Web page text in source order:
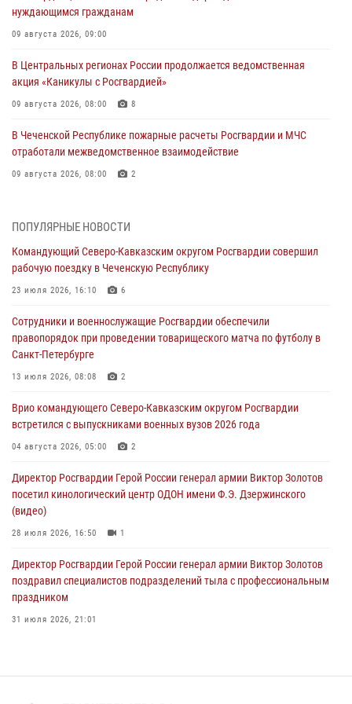
нуждающимся гражданам
09 августа 2026, 09:00
В Центральных регионах России продолжается ведомственная
акция «Каникулы с Росгвардией»
09 августа 2026, 08:00 8
В Чеченской Республике пожарные расчеты Росгвардии и МЧС
отработали межведомственное взаимодействие
09 августа 2026, 08:00 2
определили на Кубани
В Ульяновске росгвардейцы присоединились к донорской акции
(видео)
В регионах Урала бойцам Росгвардии в зону СВО передали свежие
тиражи газет
09 августа 2026, 05:00
Росгвардейцы провели занятие по стрелковой подготовке для
воспитанников Центра детского, юношеского туризма и
краеведения Луганской Народной Республики
ПОПУЛЯРНЫЕ НОВОСТИ
Командующий Северо-Кавказским округом Росгвардии совершил
рабочую поездку в Чеченскую Республику
23 июля 2026, 16:10 6
Сотрудники и военнослужащие Росгвардии обеспечили
правопорядок при проведении товарищеского матча по футболу в
Санкт-Петербурге
13 июля 2026, 08:08 2
Врио командующего Северо-Кавказским округом Росгвардии
встретился с выпускниками военных вузов 2026 года
04 августа 2026, 05:00 2
Директор Росгвардии Герой России генерал армии Виктор Золотов
посетил кинологический центр ОДОН имени Ф.Э. Дзержинского
(видео)
28 июля 2026, 16:50 1
Директор Росгвардии Герой России генерал армии Виктор Золотов
поздравил специалистов подразделений тыла с профессиональным
праздником
31 июля 2026, 21:01